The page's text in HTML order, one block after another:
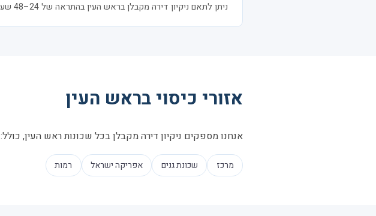
ניתן לתאם ניקיון דירה מקבלן בראש העין בהתראה של 24–48 שעות. לעיתים זמינים גם בהתראה קצרה יותר.
אזורי כיסוי בראש העין
אנחנו מספקים ניקיון דירה מקבלן בכל שכונות ראש העין, כולל:
מרכז שכונת גנים אפריקה ישראל רמות